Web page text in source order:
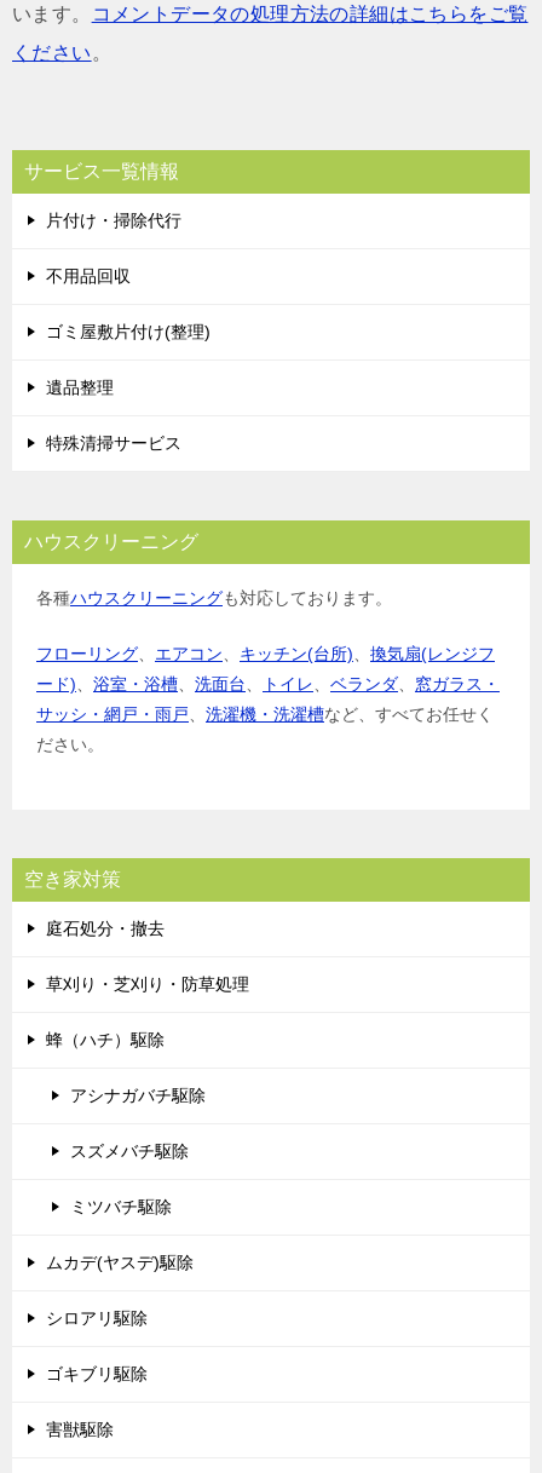
います。
コメントデータの処理方法の詳細はこちらをご覧
ください 。
サービス一覧情報
片付け・掃除代行
不用品回収
ゴミ屋敷片付け(整理)
遺品整理
特殊清掃サービス
ハウスクリーニング
各種ハウスクリーニングも対応しております。
フローリング エアコン キッチン(台所)
換気扇(レンジフ
ード)
浴室・浴槽 洗面台 トイレ ベランダ
窓ガラス・
サッシ・網戸・雨戸
洗濯機・洗濯槽など、すべてお任せく
ださい。
空き家対策
庭石処分・撤去
草刈り・芝刈り・防草処理
蜂（ハチ）駆除
アシナガバチ駆除
スズメバチ駆除
ミツバチ駆除
ムカデ(ヤスデ)駆除
シロアリ駆除
ゴキブリ駆除
害獣駆除